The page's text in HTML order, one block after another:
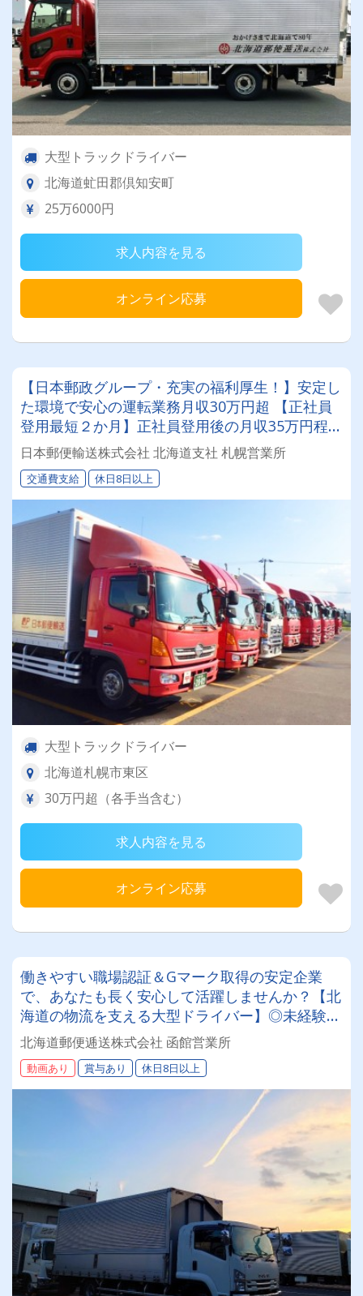
大型トラックドライバー
北海道虻田郡倶知安町
25万6000円
求人内容を見る
オンライン応募
【日本郵政グループ・充実の福利厚生！】安定し
た環境で安心の運転業務月収30万円超 【正社員
登用最短２か月】正社員登用後の月収35万円程
度！
日本郵便輸送株式会社 北海道支社 札幌営業所
交通費支給 休日8日以上
大型トラックドライバー
北海道札幌市東区
30万円超（各手当含む）
求人内容を見る
オンライン応募
働きやすい職場認証＆Gマーク取得の安定企業
で、あなたも長く安心して活躍しませんか？【北
海道の物流を支える大型ドライバー】◎未経験歓
迎◎残業月平均8～9時間◎賞与年3回（昨年度実
績：計4.05ヶ月分）◎カゴ台車メイン
北海道郵便逓送株式会社 函館営業所
動画あり 賞与あり 休日8日以上